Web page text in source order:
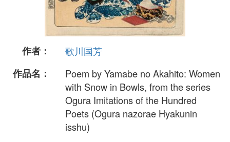
作者：
歌川国芳
作品名：
Poem by Yamabe no Akahito: Women
with Snow in Bowls, from the series
Ogura Imitations of the Hundred
Poets (Ogura nazorae Hyakunin
isshu)